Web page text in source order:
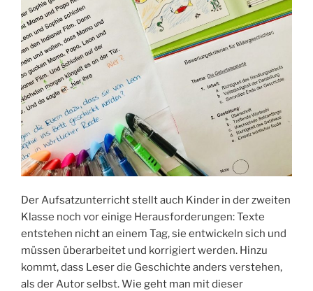
Der Aufsatzunterricht stellt auch Kinder in der zweiten
Klasse noch vor einige Herausforderungen: Texte
entstehen nicht an einem Tag, sie entwickeln sich und
müssen überarbeitet und korrigiert werden. Hinzu
kommt, dass Leser die Geschichte anders verstehen,
als der Autor selbst. Wie geht man mit dieser